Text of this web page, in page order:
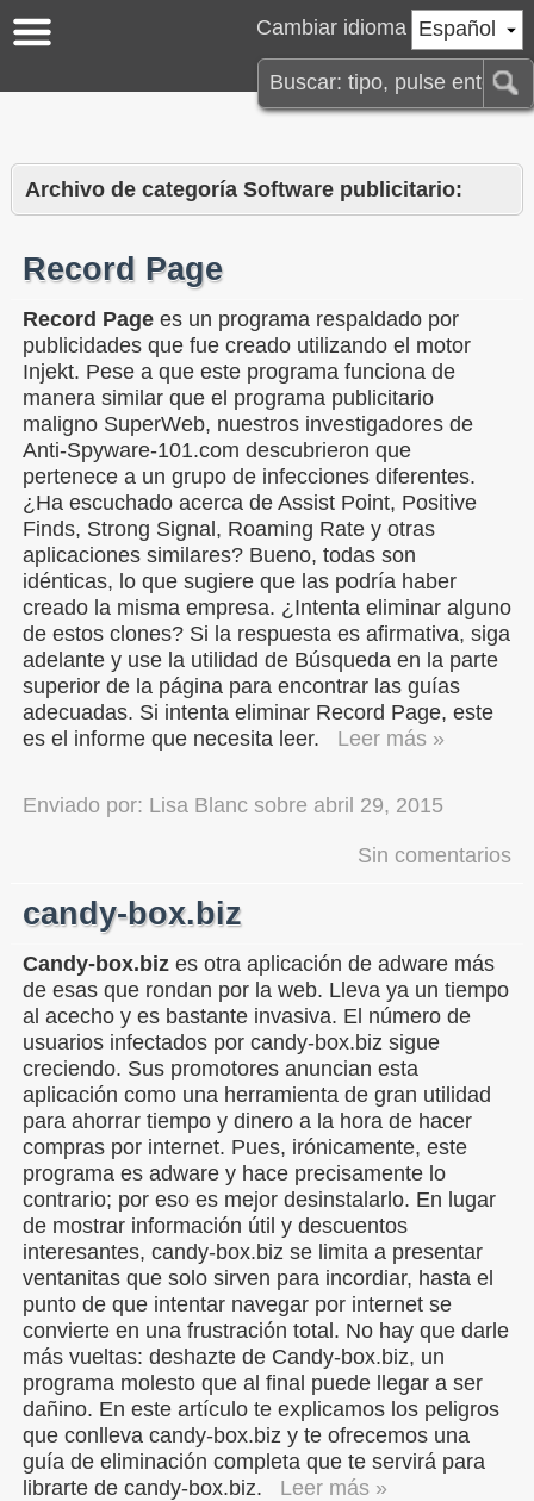
Español
Cambiar idioma
Archivo de categoría Software publicitario:
Record Page
Record Page es un programa respaldado por
publicidades que fue creado utilizando el motor
Injekt. Pese a que este programa funciona de
manera similar que el programa publicitario
maligno SuperWeb, nuestros investigadores de
Anti-Spyware-101.com descubrieron que
pertenece a un grupo de infecciones diferentes.
¿Ha escuchado acerca de Assist Point, Positive
Finds, Strong Signal, Roaming Rate y otras
aplicaciones similares? Bueno, todas son
idénticas, lo que sugiere que las podría haber
creado la misma empresa. ¿Intenta eliminar alguno
de estos clones? Si la respuesta es afirmativa, siga
adelante y use la utilidad de Búsqueda en la parte
superior de la página para encontrar las guías
adecuadas. Si intenta eliminar Record Page, este
es el informe que necesita leer.
Leer más »
Enviado por: Lisa Blanc sobre abril 29, 2015
Sin comentarios
candy-box.biz
Candy-box.biz es otra aplicación de adware más
de esas que rondan por la web. Lleva ya un tiempo
al acecho y es bastante invasiva. El número de
usuarios infectados por candy-box.biz sigue
creciendo. Sus promotores anuncian esta
aplicación como una herramienta de gran utilidad
para ahorrar tiempo y dinero a la hora de hacer
compras por internet. Pues, irónicamente, este
programa es adware y hace precisamente lo
contrario; por eso es mejor desinstalarlo. En lugar
de mostrar información útil y descuentos
interesantes, candy-box.biz se limita a presentar
ventanitas que solo sirven para incordiar, hasta el
punto de que intentar navegar por internet se
convierte en una frustración total. No hay que darle
más vueltas: deshazte de Candy-box.biz, un
programa molesto que al final puede llegar a ser
dañino. En este artículo te explicamos los peligros
que conlleva candy-box.biz y te ofrecemos una
guía de eliminación completa que te servirá para
librarte de candy-box.biz.
Leer más »